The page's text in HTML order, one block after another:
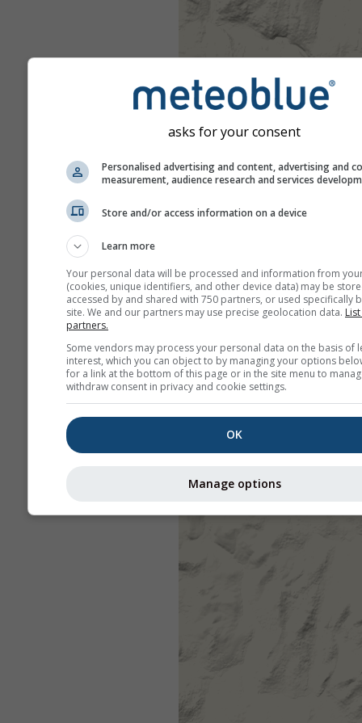
asks for your consent
Personalised advertising and content, advertising and
measurement, audience research and services
Store and/or access information on a device
Learn more
Your personal data will be processed and information from
(cookies, unique identifiers, and other device data) may be
accessed by and shared with 750 partners, or used specifically
site. We and our partners may use precise geolocation data.
partners.
Some vendors may process your personal data on the basis of
interest, which you can object to by managing your options
for a link at the bottom of this page or in the site menu to
withdraw consent in privacy and cookie settings.
OK
Manage options